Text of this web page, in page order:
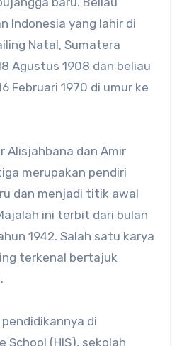
Indonesia yang lahir di
Natal, Sumatera
Agustus 1908 dan beliau
Februari 1970 di umur ke
Alisjahbana dan Amir
merupakan pendiri
dan menjadi titik awal
ini terbit dari bulan
1942. Salah satu karya
terkenal bertajuk
di
School (HIS), sekolah